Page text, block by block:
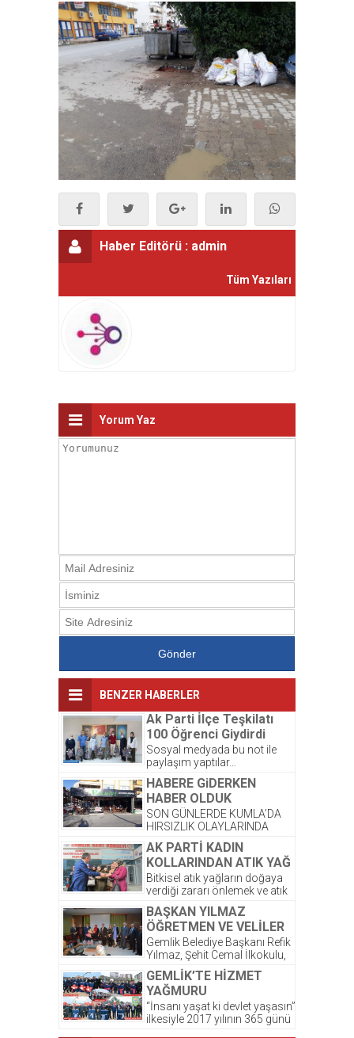
Haber Editörü : admin
Tüm Yazıları
Yorum Yaz
BENZER HABERLER
Ak Parti İlçe Teşkilatı
100 Öğrenci Giydirdi
Sosyal medyada bu not ile
paylaşım yaptılar…
çok yakıştı. ☺️ Bayram
sonrası,...
HABERE GiDERKEN
HABER OLDUK
SON GÜNLERDE KUMLA’DA
HIRSIZLIK OLAYLARINDA
ARTIŞ OLDUĞU GÖZLENDİ.
ŞİRKETİMİZ PALMİYE
DONDURMALARI’ NA AIT
OLAN DEPODA ONCEKI
AKŞAM...
AK PARTİ KADIN
KOLLARINDAN ATIK YAĞ
PROJESİNE DESTEK
Bitkisel atık yağların doğaya
verdiği zararı önlemek ve atık
kaynaklanacak kirlilikten
korunması amacıyla...
BAŞKAN YILMAZ
ÖĞRETMEN VE VELİLER
İLE BİR ARAYA GELDİ
Gemlik Belediye Başkanı Refik
Yılmaz, Şehit Cemal İlkokulu,
Okul Aile Birliğinin düzenlemiş
olduğu kahvaltı programına...
GEMLİK’TE HİZMET
YAĞMURU
“İnsanı yaşat ki devlet yaşasın”
ilkesiyle 2017 yılının 365 günü